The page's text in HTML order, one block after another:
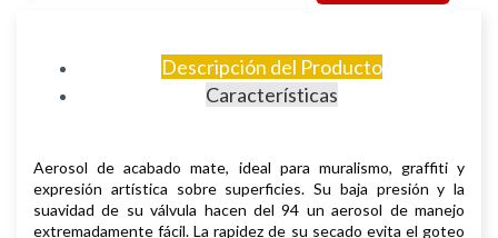
Descripción del Producto
Características
Aerosol deacabado mate, ideal para muralismo, graffiti y
expresión artística sobre superficies. Su baja presión y la
suavidad de su válvula hacen del 94 un aerosol de manejo
extremadamente fácil. La rapidez de su secado evita el goteo